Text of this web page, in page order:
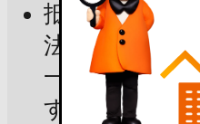
抵当権抹消費
法書士報酬の
一般的で、3
す。抵当権を